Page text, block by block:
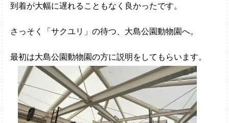
到着が大幅に遅れることもなく良かったです。
さっそく「サクユリ」の待つ、大島公園動物園へ。
最初は大島公園動物園の方に説明をしてもらいます。